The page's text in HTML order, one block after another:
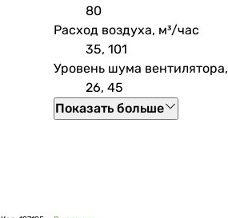
80
Расход воздуха, м³/час
35, 101
Уровень шума
26, 45
Показать больше